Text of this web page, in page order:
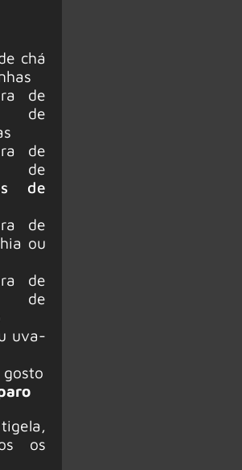
chá
de
de
de
de
de
de
ou
de
de
uva-
gosto
os